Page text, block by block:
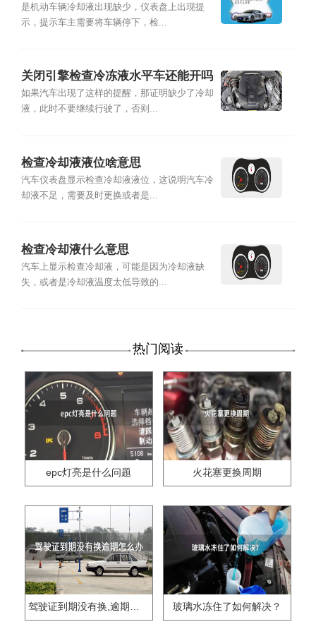
思
是机动车辆冷却液出现缺少，仪表盘上出现提
示，提示车主需要将车辆停下，检...
关闭引擎检查冷冻液水平车还能开吗
如果汽车出现了这样的提醒，那证明缺少了冷却
液，此时不要继续行驶了，否则...
检查冷却液液位啥意思
汽车仪表盘显示检查冷却液液位，这说明汽车冷
却液不足，需要及时更换或者是...
检查冷却液什么意思
汽车上显示检查冷却液，可能是因为冷却液缺
失，或者是冷却液温度太低导致的...
热门阅读
epc灯亮是什么问题 火花塞更换周期
驾驶证到期没有换,逾期怎么办?? 玻璃水冻住了如何解决？